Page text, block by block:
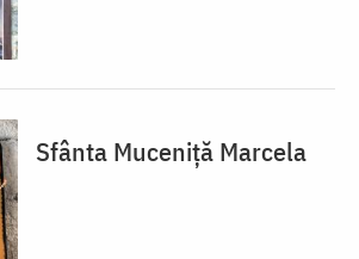
Sfânta Muceniță Marcela